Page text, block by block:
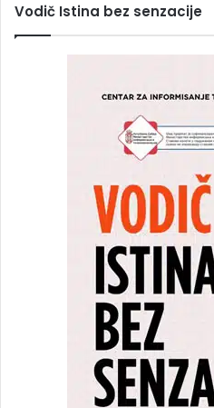
Vodič Istina bez senzacije